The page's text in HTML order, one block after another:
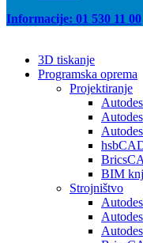
Informacije: 01 530 11 00
3D tiskanje
Programska oprema
Projektiranje
BIM
Strojništvo